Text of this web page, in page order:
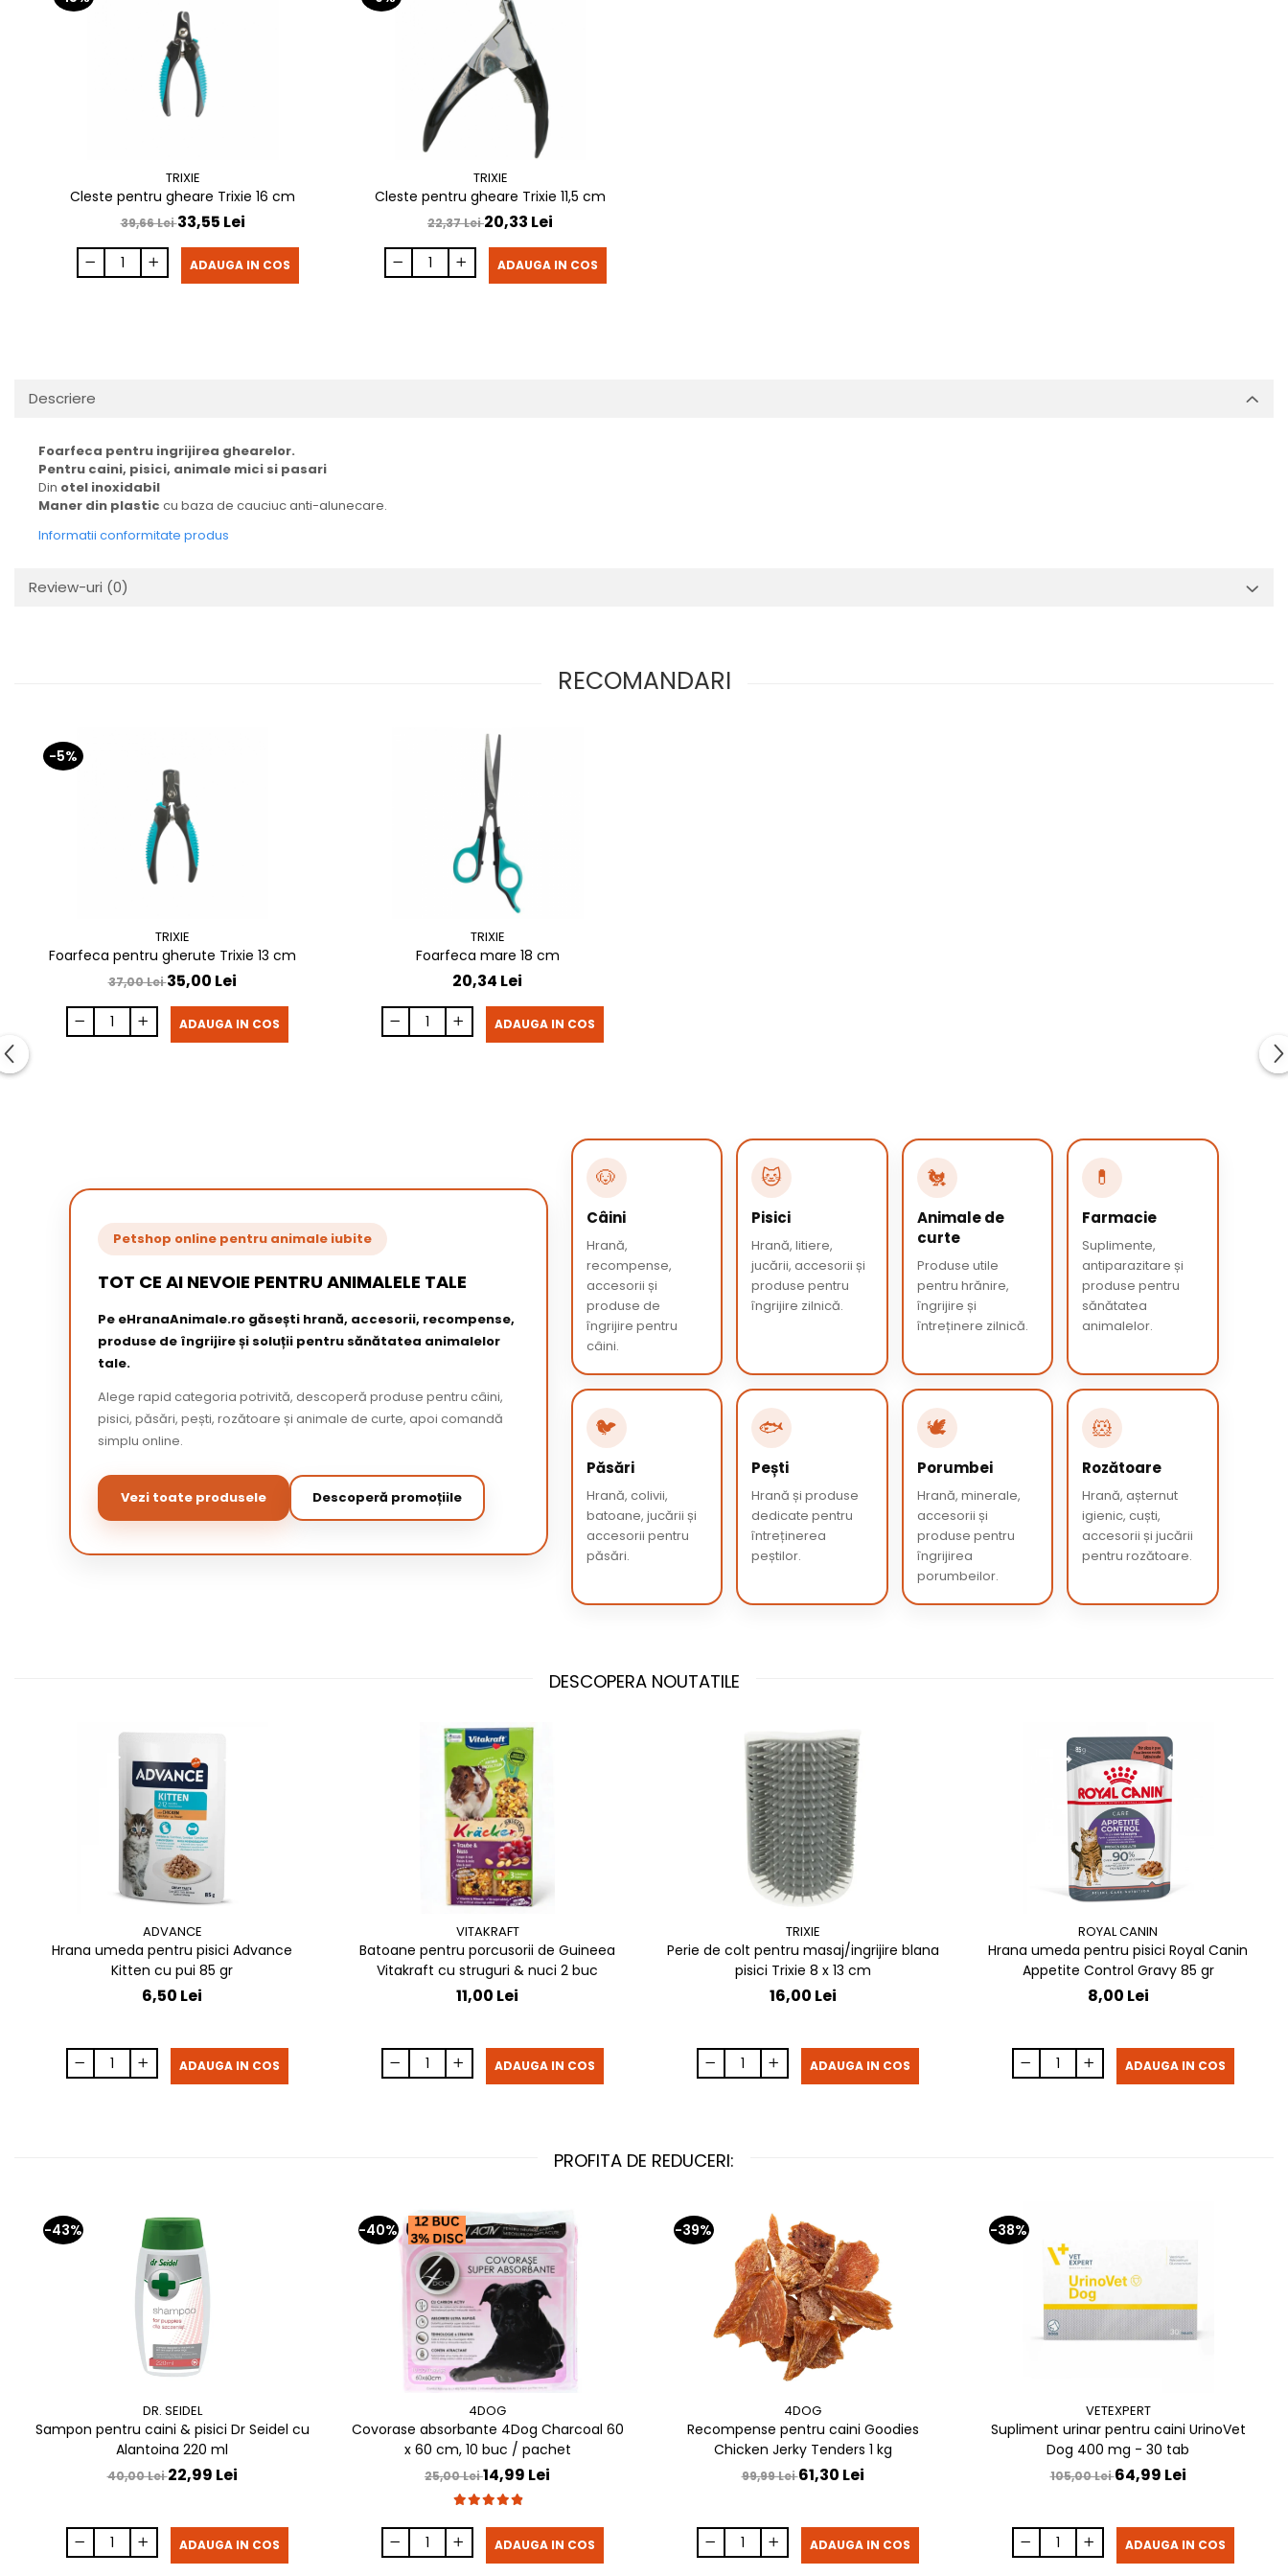
TRIXIE
Cleste pentru gheare Trixie 16 cm
39,66 Lei33,55 Lei
ADAUGA IN COS
TRIXIE
Cleste pentru gheare Trixie 11,5 cm
22,37 Lei20,33 Lei
ADAUGA IN COS
Descriere
Foarfeca pentru ingrijirea ghearelor.
Pentru caini, pisici, animale mici si pasari
Din otel inoxidabil
Maner din plastic cu baza de cauciuc anti-alunecare.
Informatii conformitate produs
Review-uri (0)
RECOMANDARI
-5%
TRIXIE
Foarfeca pentru gherute Trixie 13 cm
37,00 Lei35,00 Lei
ADAUGA IN COS
TRIXIE
Foarfeca mare 18 cm
20,34 Lei
ADAUGA IN COS
Petshop online pentru animale iubite
TOT CE AI NEVOIE PENTRU ANIMALELE TALE
Pe eHranaAnimale.ro găsești hrană, accesorii, recompense,
produse de îngrijire și soluții pentru sănătatea animalelor
tale.
Alege rapid categoria potrivită, descoperă produse pentru câini,
pisici, păsări, pești, rozătoare și animale de curte, apoi comandă
simplu online.
Vezi toate produsele Descoperă promoțiile
🐶
Câini
Hrană,
recompense,
accesorii și
produse de
îngrijire pentru
câini.
🐱
Pisici
Hrană, litiere,
jucării, accesorii și
produse pentru
îngrijire zilnică.
🐔
Animale de
curte
Produse utile
pentru hrănire,
îngrijire și
întreținere zilnică.
💊
Farmacie
Suplimente,
antiparazitare și
produse pentru
sănătatea
animalelor.
🐦
Păsări
Hrană, colivii,
batoane, jucării și
accesorii pentru
păsări.
🐟
Pești
Hrană și produse
dedicate pentru
întreținerea
peștilor.
🕊️
Porumbei
Hrană, minerale,
accesorii și
produse pentru
îngrijirea
porumbeilor.
🐹
Rozătoare
Hrană, așternut
igienic, cuști,
accesorii și jucării
pentru rozătoare.
DESCOPERA NOUTATILE
ADVANCE
Hrana umeda pentru pisici Advance
Kitten cu pui 85 gr
6,50 Lei
ADAUGA IN COS
VITAKRAFT
Batoane pentru porcusorii de Guineea
Vitakraft cu struguri & nuci 2 buc
11,00 Lei
ADAUGA IN COS
TRIXIE
Perie de colt pentru masaj/ingrijire blana
pisici Trixie 8 x 13 cm
16,00 Lei
ADAUGA IN COS
ROYAL CANIN
Hrana umeda pentru pisici Royal Canin
Appetite Control Gravy 85 gr
8,00 Lei
ADAUGA IN COS
PROFITA DE REDUCERI:
-43%
DR. SEIDEL
Sampon pentru caini & pisici Dr Seidel cu
Alantoina 220 ml
40,00 Lei22,99 Lei
ADAUGA IN COS
-40%
4DOG
Covorase absorbante 4Dog Charcoal 60
x 60 cm, 10 buc / pachet
25,00 Lei14,99 Lei
ADAUGA IN COS
-39%
4DOG
Recompense pentru caini Goodies
Chicken Jerky Tenders 1 kg
99,99 Lei61,30 Lei
ADAUGA IN COS
-38%
VETEXPERT
Supliment urinar pentru caini UrinoVet
Dog 400 mg - 30 tab
105,00 Lei64,99 Lei
ADAUGA IN COS